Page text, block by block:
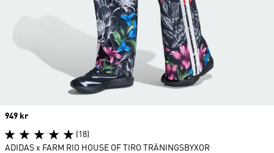
Price
949 kr
(18)
ADIDAS x FARM RIO HOUSE OF TIRO TRÄNINGSBYXOR